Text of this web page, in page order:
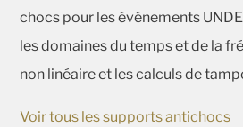
chocs pour les événements
les domaines du temps et de la
non linéaire et les calculs de
Voir tous les supports antichocs